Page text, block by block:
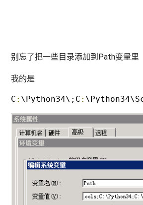
别忘了把一些目录添加到Path变量里
我的是
C : \Python34\;C :